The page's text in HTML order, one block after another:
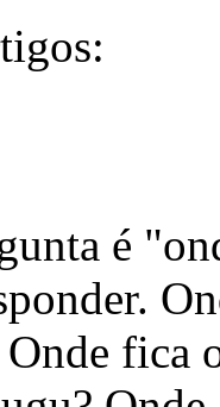
é
fica